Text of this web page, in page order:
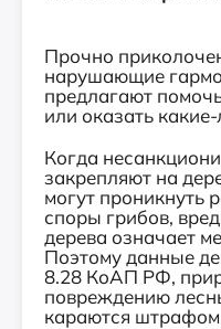
Прочно
нарушающие
предлагают
или оказать
Когда
закрепляют на
могут проникнуть
споры грибов,
дерева означает
Поэтому данные
8.28 КоАП РФ,
повреждению
караются